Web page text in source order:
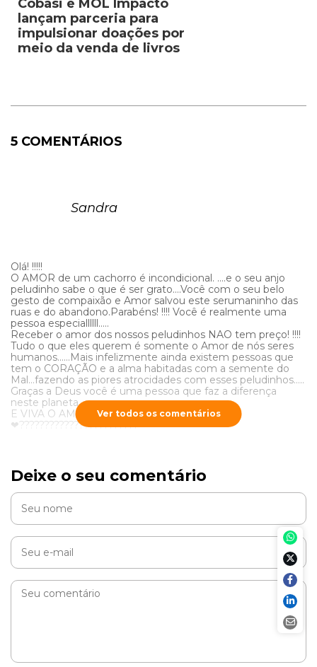
Cobasi e MOL Impacto
lançam parceria para
impulsionar doações por
meio da venda de livros
5 COMENTÁRIOS
Sandra
Olá! !!!!!
O AMOR de um cachorro é incondicional. ….e o seu anjo
peludinho sabe o que é ser grato….Você com o seu belo
gesto de compaixão e Amor salvou este serumaninho das
ruas e do abandono.Parabéns! !!!! Você é realmente uma
pessoa especiallllll…..
Receber o amor dos nossos peludinhos NAO tem preço! !!!!
Tudo o que eles querem é somente o Amor de nós seres
humanos……Mais infelizmente ainda existem pessoas que
tem o CORAÇÃO e a alma habitadas com a semente do
Mal…fazendo as piores atrocidades com esses peludinhos…..
Graças a Deus você é uma pessoa que faz a diferença
neste planeta …..
E VIVA O AMOR !!!!❤????❤????❤????❤????
❤????????????????????????
Cobasi
Adotar é maravilhoso, não é? ❤
Ver todos os comentários
Deixe o seu comentário